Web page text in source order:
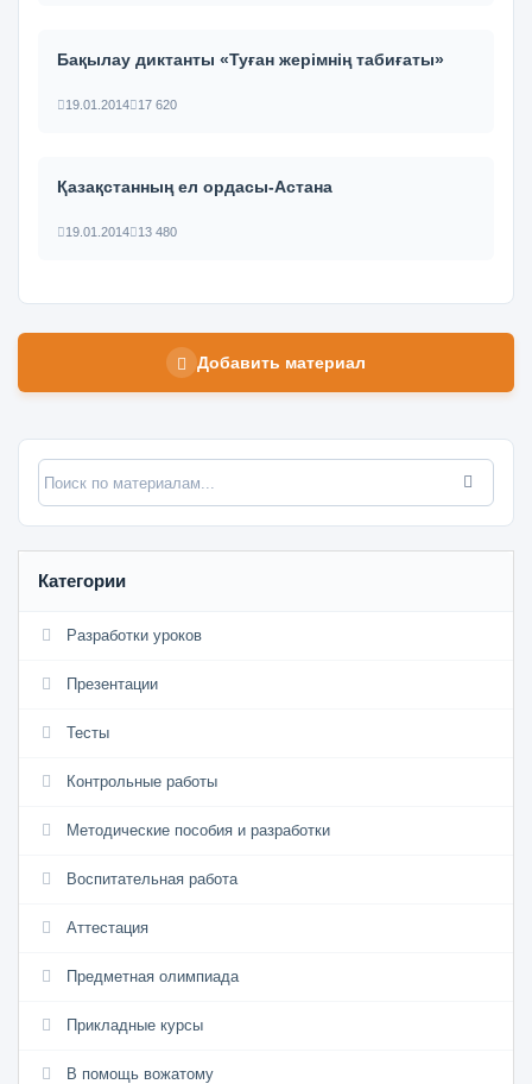
Бақылау диктанты «Туған жерімнің табиғаты»
19.01.2014 17 620
Қазақстанның ел ордасы-Астана
19.01.2014 13 480
Добавить материал
Категории
Разработки уроков
Презентации
Тесты
Контрольные работы
Методические пособия и разработки
Воспитательная работа
Аттестация
Предметная олимпиада
Прикладные курсы
В помощь вожатому